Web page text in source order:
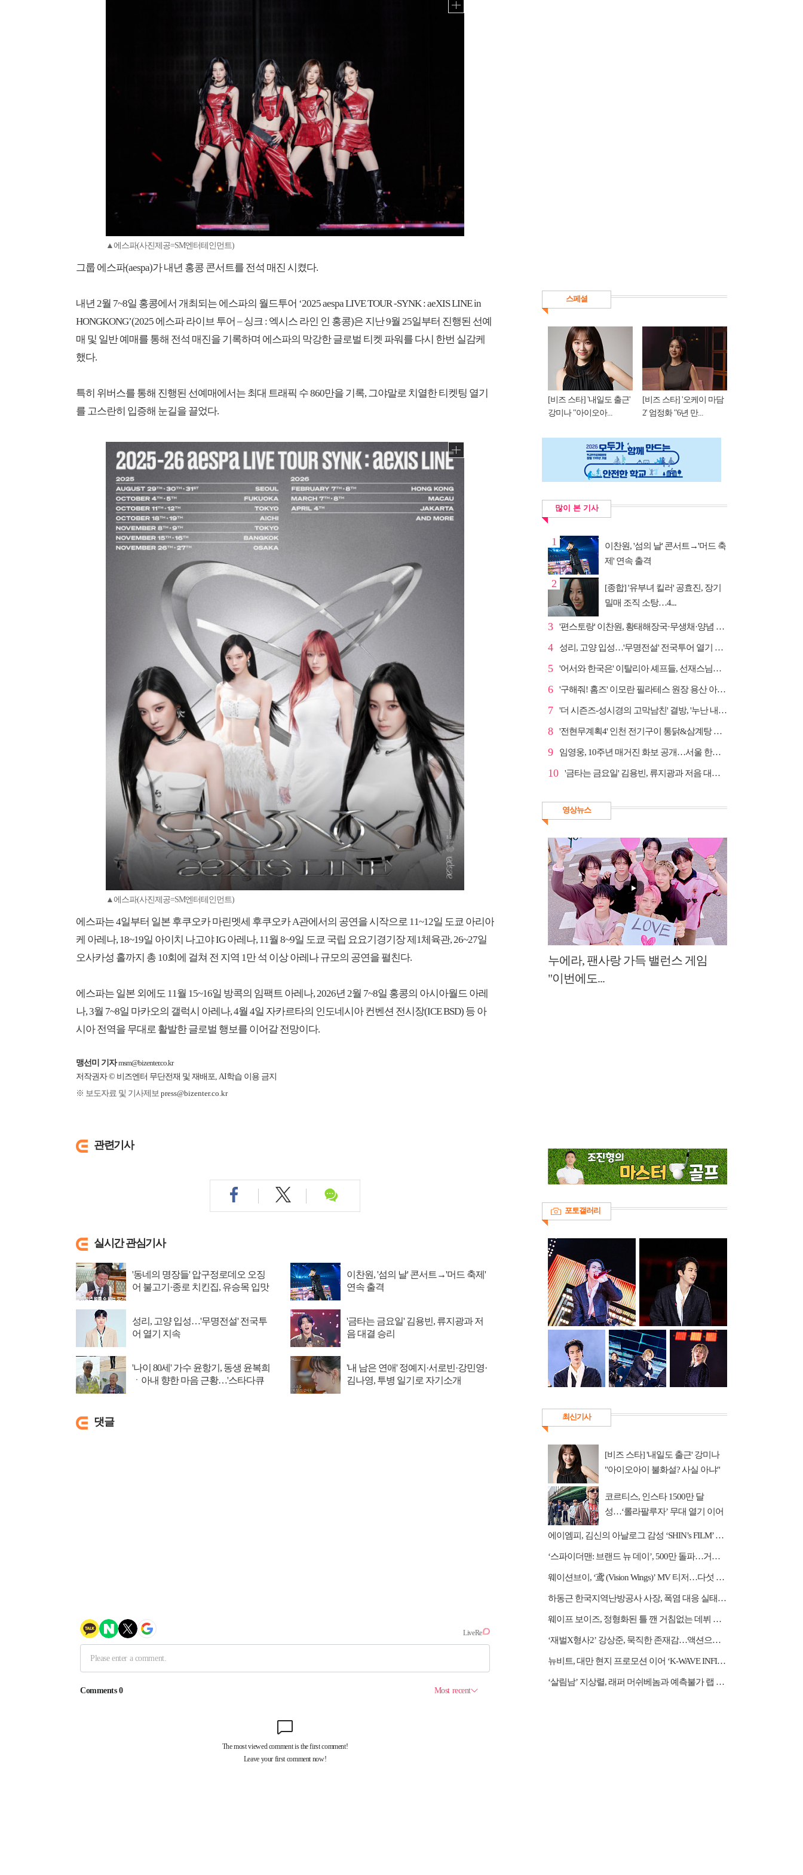
▲에스파(사진제공=SM엔터테인먼트)
그룹 에스파(aespa)가 내년 홍콩 콘서트를 전석 매진 시켰다.
내년 2월 7~8일 홍콩에서 개최되는 에스파의 월드투어 ‘2025 aespa LIVE TOUR -SYNK : aeXIS LINE in
HONGKONG’(2025 에스파 라이브 투어 – 싱크 : 엑시스 라인 인 홍콩)은 지난 9월 25일부터 진행된 선예
매 및 일반 예매를 통해 전석 매진을 기록하며 에스파의 막강한 글로벌 티켓 파워를 다시 한번 실감케
했다.
특히 위버스를 통해 진행된 선예매에서는 최대 트래픽 수 860만을 기록, 그야말로 치열한 티켓팅 열기
를 고스란히 입증해 눈길을 끌었다.
▲에스파(사진제공=SM엔터테인먼트)
에스파는 4일부터 일본 후쿠오카 마린멧세 후쿠오카 A관에서의 공연을 시작으로 11~12일 도쿄 아리아
케 아레나, 18~19일 아이치 나고야 IG 아레나, 11월 8~9일 도쿄 국립 요요기경기장 제1체육관, 26~27일
오사카성 홀까지 총 10회에 걸쳐 전 지역 1만 석 이상 아레나 규모의 공연을 펼친다.
에스파는 일본 외에도 11월 15~16일 방콕의 임팩트 아레나, 2026년 2월 7~8일 홍콩의 아시아월드 아레
나, 3월 7~8일 마카오의 갤럭시 아레나, 4월 4일 자카르타의 인도네시아 컨벤션 전시장(ICE BSD) 등 아
시아 전역을 무대로 활발한 글로벌 행보를 이어갈 전망이다.
맹선미 기자 msm@bizenter.co.kr
저작권자 © 비즈엔터 무단전재 및 재배포, AI학습 이용 금지
※ 보도자료 및 기사제보 press@bizenter.co.kr
관련기사
실시간 관심기사
'동네의 명장들' 압구정로데오 오징
어 불고기·종로 치킨집, 유승목 입맛
이찬원, '섬의 날' 콘서트→'머드 축제'
연속 출격
성리, 고양 입성…'무명전설' 전국투
어 열기 지속
'금타는 금요일' 김용빈, 류지광과 저
음 대결 승리
'나이 80세' 가수 윤항기, 동생 윤복희
ㆍ아내 향한 마음 근황…'스타다큐
'내 남은 연애' 정예지·서로빈·강민영·
김나영, 투병 일기로 자기소개
댓글
스페셜
[비즈 스타] '내일도 출근'
강미나 "아이오아...
[비즈 스타] '오케이 마담
2' 엄정화 "6년 만...
많이 본 기사
1
이찬원, '섬의 날' 콘서트→'머드 축
제' 연속 출격
2
[종합] '유부녀 킬러' 공효진, 장기
밀매 조직 소탕…4...
3 '편스토랑' 이찬원, 황태해장국·무생채·양념 목살구이 ...
4 성리, 고양 입성…'무명전설' 전국투어 열기 지속
5 '어서와 한국은' 이탈리아 셰프들, 선재스님→라연 차도...
6 '구해줘! 홈즈' 이모란 필라테스 원장 용산 아파트 방...
7 '더 시즌즈-성시경의 고막남친' 결방, '누난 내게 여자...
8 '전현무계획4' 인천 전기구이 통닭&삼계탕 노포 맛집 탐방
9 임영웅, 10주년 매거진 화보 공개…서울 한복판 대형 현...
10 '금타는 금요일' 김용빈, 류지광과 저음 대결 승리
영상뉴스
누에라, 팬사랑 가득 밸런스 게임
"이번에도...
포토갤러리
최신기사
[비즈 스타] '내일도 출근' 강미나
"아이오아이 불화설? 사실 아냐"
코르티스, 인스타 1500만 달
성…‘롤라팔루자’ 무대 열기 이어
에이엠피, 김신의 아날로그 감성 ‘SHIN’s FILM’ 공개
‘스파이더맨: 브랜드 뉴 데이’, 500만 돌파…거침없는 흥행 질주
웨이션브이, ‘鸢 (Vision Wings)’ MV 티저…다섯 전사들의 강렬한 비상
하동근 한국지역난방공사 사장, 폭염 대응 실태 점검 "안전관리에 최선을 다할 것"
웨이프 보이즈, 정형화된 틀 깬 거침없는 데뷔 행보
‘재벌X형사2’ 강상준, 묵직한 존재감…액션으로 강렬 포문
뉴비트, 대만 현지 프로모션 이어 ‘K-WAVE INFINITY’ 무대 오른다
‘살림남’ 지상렬, 래퍼 머쉬베놈과 예측불가 랩 수업